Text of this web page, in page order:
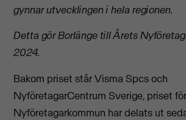
gynnar utvecklingen i hela regionen.
Detta gör Borlänge till Årets
2024.
Bakom priset står Visma Spcs och
NyföretagarCentrum Sverige, priset
Nyföretagarkommun har delats ut